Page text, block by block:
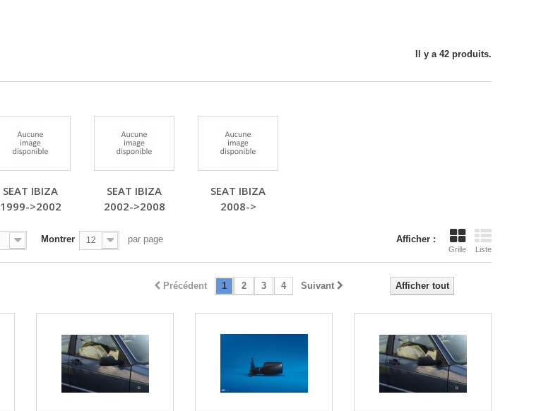
Il y a 42 produits.
SEAT IBIZA
1999->2002
SEAT IBIZA
2002->2008
SEAT IBIZA
2008->
Afficher :
Grille Liste
Montrer 12 par page
Afficher tout
Précédent 1 2 3 4 Suivant